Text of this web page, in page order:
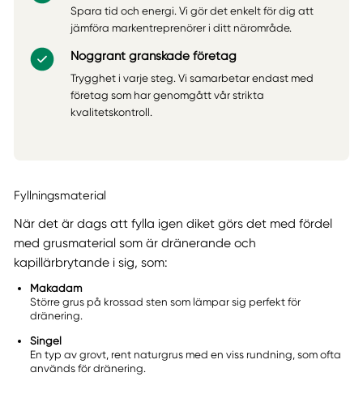
Spara tid och energi. Vi gör det enkelt för dig att
jämföra markentreprenörer i ditt närområde.
Noggrant granskade företag
Trygghet i varje steg. Vi samarbetar endast med
företag som har genomgått vår strikta
kvalitetskontroll.
Fyllningsmaterial
När det är dags att fylla igen diket görs det med fördel
med grusmaterial som är dränerande och
kapillärbrytande i sig, som:
Makadam
Större grus på krossad sten som lämpar sig perfekt för
dränering.
Singel
En typ av grovt, rent naturgrus med en viss rundning, som ofta
används för dränering.